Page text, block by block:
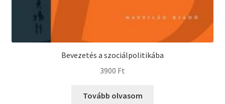
Bevezetés a szociálpolitikába
3900 Ft
Tovább olvasom